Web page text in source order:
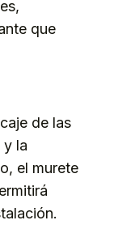
que
de las
y la
el murete